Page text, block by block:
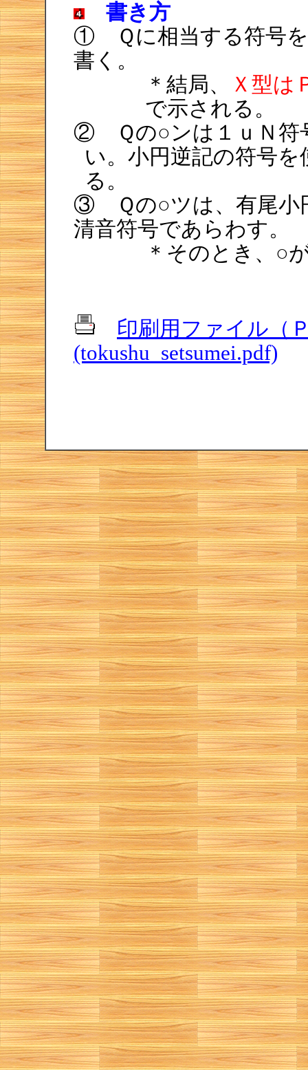
書き方
① Ｑに相当する符号を
書く。
＊結局、
Ｘ型は
で示される。
② Ｑの○ンは１ｕＮ符
い。小円逆記の符号
る。
③ Ｑの○ツは、有尾小
清音符号であらわす。
＊そのとき、○
印刷用ファイル（
(tokushu_setsumei.pdf)